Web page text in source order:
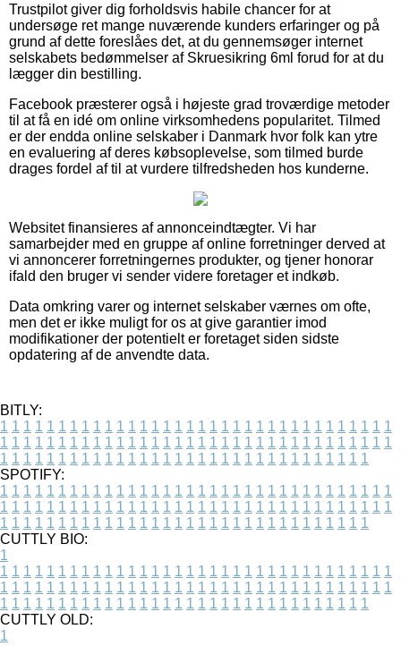
Trustpilot giver dig forholdsvis habile chancer for at
undersøge ret mange nuværende kunders erfaringer og på
grund af dette foreslåes det, at du gennemsøger internet
selskabets bedømmelser af Skruesikring 6ml forud for at du
lægger din bestilling.
Facebook præsterer også i højeste grad troværdige metoder
til at få en idé om online virksomhedens popularitet. Tilmed
er der endda online selskaber i Danmark hvor folk kan ytre
en evaluering af deres købsoplevelse, som tilmed burde
drages fordel af til at vurdere tilfredsheden hos kunderne.
Websitet finansieres af annonceindtægter. Vi har
samarbejder med en gruppe af online forretninger derved at
vi annoncerer forretningernes produkter, og tjener honorar
ifald den bruger vi sender videre foretager et indkøb.
Data omkring varer og internet selskaber værnes om ofte,
men det er ikke muligt for os at give garantier imod
modifikationer der potentielt er foretaget siden sidste
opdatering af de anvendte data.
BITLY:
1 1 1 1 1 1 1 1 1 1 1 1 1 1 1 1 1 1 1 1 1 1 1 1 1 1 1 1 1 1 1 1 1 1
1 1 1 1 1 1 1 1 1 1 1 1 1 1 1 1 1 1 1 1 1 1 1 1 1 1 1 1 1 1 1 1 1 1
1 1 1 1 1 1 1 1 1 1 1 1 1 1 1 1 1 1 1 1 1 1 1 1 1 1 1 1 1 1 1 1
SPOTIFY:
1 1 1 1 1 1 1 1 1 1 1 1 1 1 1 1 1 1 1 1 1 1 1 1 1 1 1 1 1 1 1 1 1 1
1 1 1 1 1 1 1 1 1 1 1 1 1 1 1 1 1 1 1 1 1 1 1 1 1 1 1 1 1 1 1 1 1 1
1 1 1 1 1 1 1 1 1 1 1 1 1 1 1 1 1 1 1 1 1 1 1 1 1 1 1 1 1 1 1 1
CUTTLY BIO:
1
1 1 1 1 1 1 1 1 1 1 1 1 1 1 1 1 1 1 1 1 1 1 1 1 1 1 1 1 1 1 1 1 1 1
1 1 1 1 1 1 1 1 1 1 1 1 1 1 1 1 1 1 1 1 1 1 1 1 1 1 1 1 1 1 1 1 1 1
1 1 1 1 1 1 1 1 1 1 1 1 1 1 1 1 1 1 1 1 1 1 1 1 1 1 1 1 1 1 1 1
CUTTLY OLD:
1